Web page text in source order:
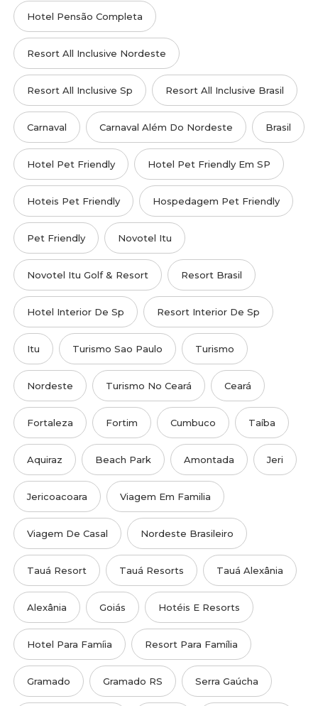
Hotel Pensão Completa
Resort All Inclusive Nordeste
Resort All Inclusive Sp Resort All Inclusive Brasil
Carnaval Carnaval Além Do Nordeste Brasil
Hotel Pet Friendly Hotel Pet Friendly Em SP
Hoteis Pet Friendly Hospedagem Pet Friendly
Pet Friendly Novotel Itu
Novotel Itu Golf & Resort Resort Brasil
Hotel Interior De Sp Resort Interior De Sp
Itu Turismo Sao Paulo Turismo
Nordeste Turismo No Ceará Ceará
Fortaleza Fortim Cumbuco Taíba
Aquiraz Beach Park Amontada Jeri
Jericoacoara Viagem Em Familia
Viagem De Casal Nordeste Brasileiro
Tauá Resort Tauá Resorts Tauá Alexânia
Alexânia Goiás Hotéis E Resorts
Hotel Para Famíia Resort Para Família
Gramado Gramado RS Serra Gaúcha